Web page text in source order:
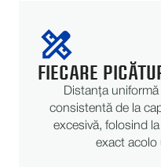
FIECARE
Distanța
consistentă de la
excesivă, folosind
exact acolo